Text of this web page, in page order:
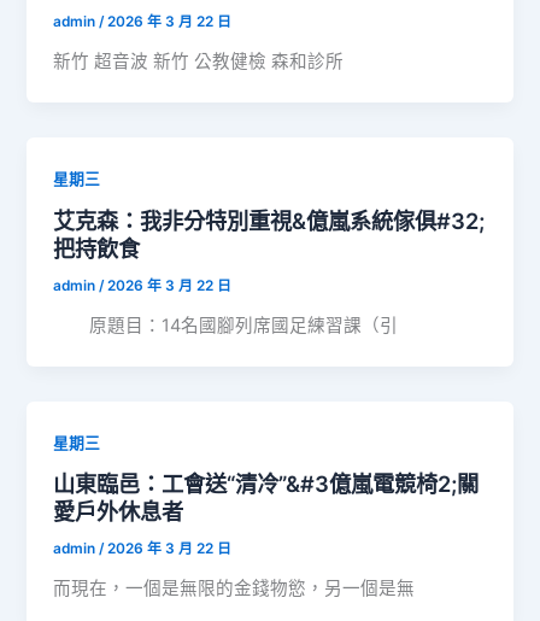
admin/2026 年 3 月 22 日
新竹 超音波 新竹 公教健檢 森和診所
星期三
艾克森：我非分特別重視&億嵐系統傢俱#32;
把持飲食
admin/2026 年 3 月 22 日
原題目：14名國腳列席國足練習課（引
星期三
山東臨邑：工會送“清冷”&#3億嵐電競椅2;關
愛戶外休息者
admin/2026 年 3 月 22 日
而現在，一個是無限的金錢物慾，另一個是無